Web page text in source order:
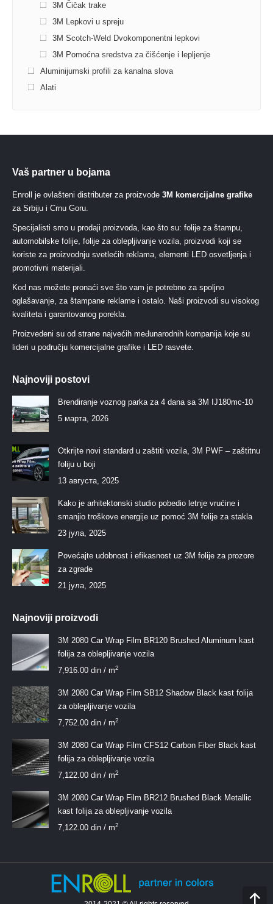
3М Čičak trake
3M Lepkovi u spreju
3M Scotch-Weld Dvokomponentni lepkovi
3M Pomoćna sredstva za čišćenje i lepljenje
Aluminijumski profili za kanalna slova
Alati
Vaš partner u bojama
Enroll je ovlašteni distributer za proizvode 3M komercijalne grafike
za Srbiju i Crnu Goru.
Specijalisti smo u prodaji proizvoda, kao što su: folije za štampu,
automobilske folije, folije za oblepljivanje vozila, proizvodi koji se
koriste za proizvodnju svetlećih reklama, elementi LED osvetljenja i
promotivni materijali.
Kod nas možete pronaći sve što vam je potrebno za spoljno
oglašavanje, za štampane reklame i ostalo. Naši proizvodi su visokog
kvaliteta i garantovanog porekla.
Proizvedeni su od strane najvećih međunarodnih kompanija koje su
lideri u području komercijalne grafike i LED rasvete.
Najnoviji postovi
Brendiranje voznog parka za 4 dana sa 3M IJ180mc-10
5 марта, 2026
Otkrijte novi standard u zaštiti vozila, 3M PWF – zaštitnu
foliju u boji
13 августа, 2025
Kako je arhitektonski studio pobedio letnje vrućine i
smanjio troškove energije uz pomoć 3M folije za stakla
23 јула, 2025
Povećajte udobnost i efikasnost uz 3M folije za prozore
za zgrade
21 јула, 2025
Najnoviji proizvodi
3M 2080 Car Wrap Film BR120 Brushed Aluminum kast
folija za oblepljivanje vozila
7,916.00 din / m2
3M 2080 Car Wrap Film SB12 Shadow Black kast folija
za oblepljivanje vozila
7,752.00 din / m2
3M 2080 Car Wrap Film CFS12 Carbon Fiber Black kast
folija za oblepljivanje vozila
7,122.00 din / m2
3M 2080 Car Wrap Film BR212 Brushed Black Metallic
kast folija za oblepljivanje vozila
7,122.00 din / m2